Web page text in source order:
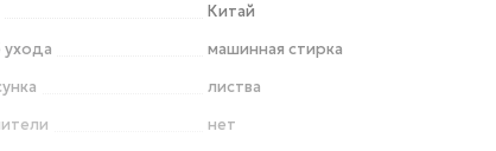
Китай
машинная стирка
листва
нет